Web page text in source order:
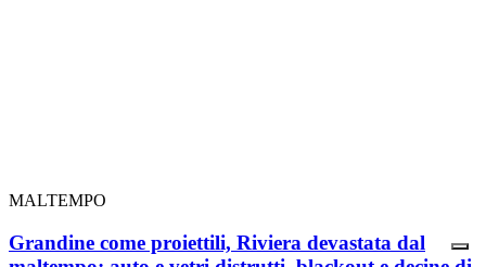
MALTEMPO
Grandine come proiettili, Riviera devastata dal